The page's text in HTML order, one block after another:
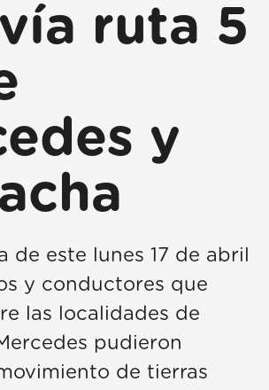
ruta 5
y
de este lunes 17 de abril
y conductores que
las localidades de
pudieron
de tierras